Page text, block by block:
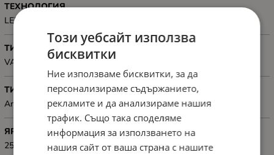
ТЕХНОЛОГИЯ
LED
ТИП НА МАТРИЦАТА
VA
ТИП НА ДИСПЛЕЯ
Anti-Glare
ЯРКОСТ
250cd/m2
Този уебсайт използва
бисквитки
Ние използваме бисквитки, за да
персонализираме съдържанието,
рекламите и да анализираме нашия
трафик. Също така споделяме
информация за използването на
нашия сайт от ваша страна с нашите